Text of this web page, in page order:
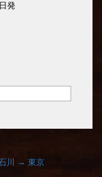
日発
川 → 東京